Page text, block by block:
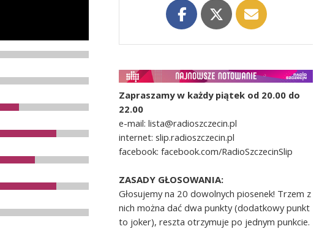
Zapraszamy w każdy piątek od 20.00 do
22.00
e-mail: lista@radioszczecin.pl
internet: slip.radioszczecin.pl
facebook: facebook.com/RadioSzczecinSlip
ZASADY GŁOSOWANIA:
Głosujemy na 20 dowolnych piosenek! Trzem z
nich można dać dwa punkty (dodatkowy punkt
to joker), reszta otrzymuje po jednym punkcie.